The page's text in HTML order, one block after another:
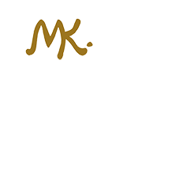
springen